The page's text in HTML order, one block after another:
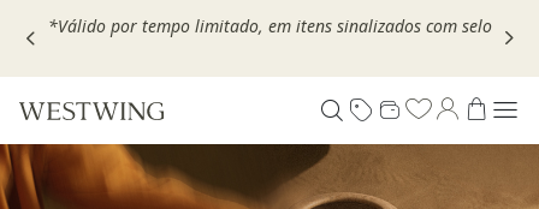
Escolha seu VOUCHER e ganhe até 30% OFF*: useMOVEL30,